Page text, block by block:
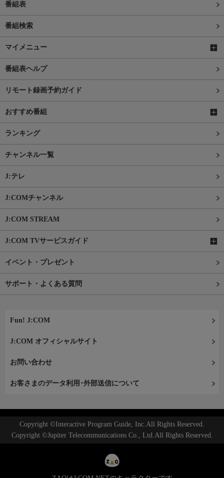
番組表
番組検索
マイメニュー
番組表ヘルプ
リモート録画予約ガイド
おすすめ番組
ランキング
チャンネル一覧
J:テレ
J:COMチャンネル
J:COM STREAM
J:COM TVサービスガイド
イベント・プレゼント
サポート・よくある質問
Fun! J:COM
J:COM オフィシャルサイト
お問い合わせ
お客さまのデータ利用･外部送信について
Copyright ©Interactive Program Guide, Inc.All Rights Reserved.
Copyright ©Jupiter Telecommunications Co., Ltd.All Rights Reserved.